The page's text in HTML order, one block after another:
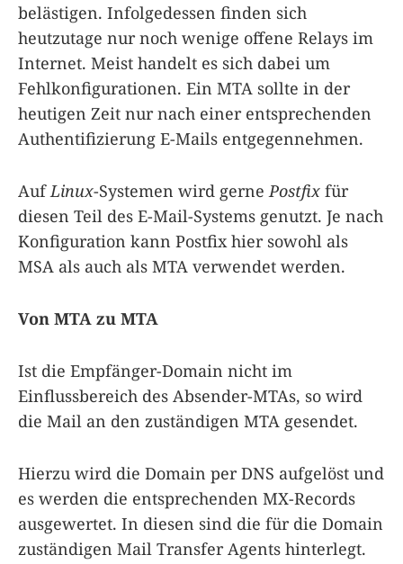
belästigen. Infolgedessen finden sich
heutzutage nur noch wenige offene Relays im
Internet. Meist handelt es sich dabei um
Fehlkonfigurationen. Ein MTA sollte in der
heutigen Zeit nur nach einer entsprechenden
Authentifizierung E-Mails entgegennehmen.
AufLinux-Systemen wird gernePostfix für
diesen Teil des E-Mail-Systems genutzt. Je nach
Konfiguration kann Postfix hier sowohl als
MSA als auch als MTA verwendet werden.
Von MTA zu MTA
Ist die Empfänger-Domain nicht im
Einflussbereich des Absender-MTAs, so wird
die Mail an den zuständigen MTA gesendet.
Hierzu wird die Domain per DNS aufgelöst und
es werden die entsprechenden MX-Records
ausgewertet. In diesen sind die für die Domain
zuständigen Mail Transfer Agents hinterlegt.